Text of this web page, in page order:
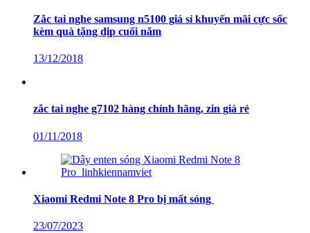
Zắc tai nghe samsung n5100 giá sỉ khuyến mãi cực sốc
kèm quà tặng dịp cuối năm
13/12/2018
zắc tai nghe g7102 hàng chính hãng, zin giá rẻ
01/11/2018
Xiaomi Redmi Note 8 Pro bị mất sóng
23/07/2023